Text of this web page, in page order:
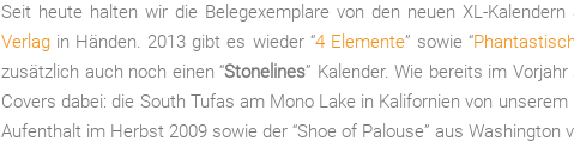
Seit heute halten wir die Belegexemplare von den neuen XL-
Verlag in Händen. 2013 gibt es wieder “4 Elemente” sowie “
zusätzlich auch noch einen “Stonelines” Kalender. Wie bereits im
Covers dabei: die South Tufas am Mono Lake in Kalifornien von
Aufenthalt im Herbst 2009 sowie der “Shoe of Palouse” aus Washington